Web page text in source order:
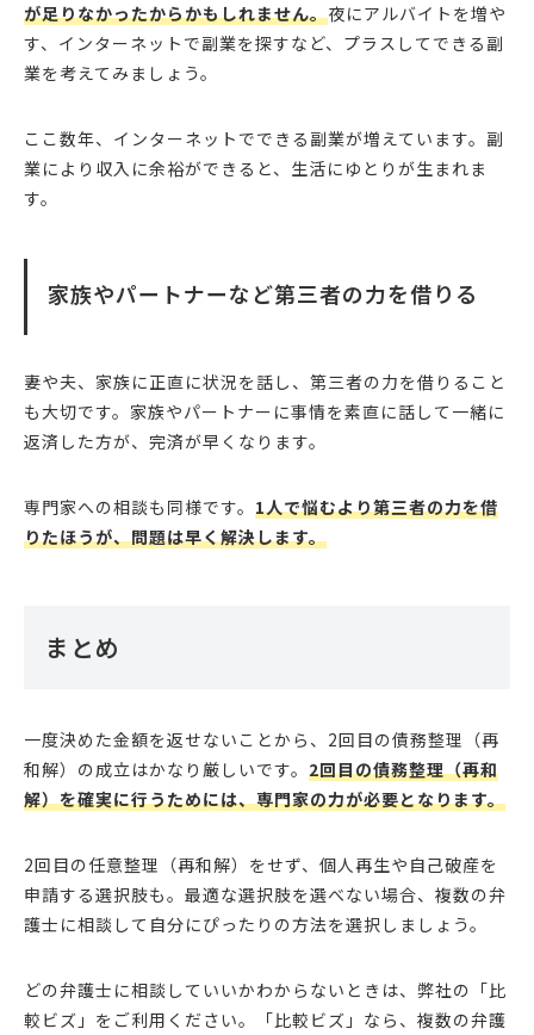
が足りなかったからかもしれません。夜にアルバイトを増や
す、インターネットで副業を探すなど、プラスしてできる副
業を考えてみましょう。
ここ数年、インターネットでできる副業が増えています。副
業により収入に余裕ができると、生活にゆとりが生まれま
す。
家族やパートナーなど第三者の力を借りる
妻や夫、家族に正直に状況を話し、第三者の力を借りること
も大切です。家族やパートナーに事情を素直に話して一緒に
返済した方が、完済が早くなります。
専門家への相談も同様です。 1人で悩むより第三者の力を借
りたほうが、問題は早く解決します。
まとめ
一度決めた金額を返せないことから、2回目の債務整理（再
和解）の成立はかなり厳しいです。 2回目の債務整理（再和
解）を確実に行うためには、専門家の力が必要となります。
2回目の任意整理（再和解）をせず、個人再生や自己破産を
申請する選択肢も。最適な選択肢を選べない場合、複数の弁
護士に相談して自分にぴったりの方法を選択しましょう。
どの弁護士に相談していいかわからないときは、弊社の「比
較ビズ」をご利用ください。「比較ビズ」なら、複数の弁護